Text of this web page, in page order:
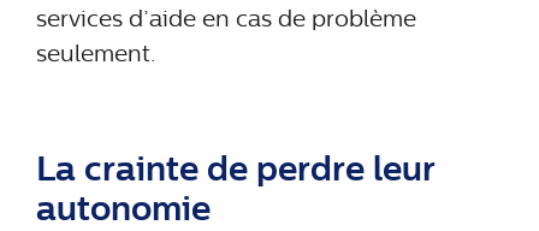
services d’aide en cas de problème
seulement.
La crainte de perdre leur
autonomie